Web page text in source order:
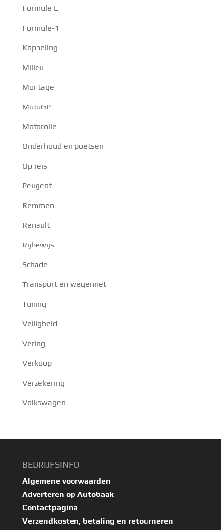
Formule E
Formule-1
Koppeling
Milieu
Montage
MotoGP
Motorolie
Onderhoud en poetsen
Op reis
Peugeot
Remmen
Renault
Rijbewijs
Schade
Transport en wegennet
Tuning
Veiligheid
Vering
Verkoop
Verzekering
Volkswagen
BEDRIJFSINFO
Algemene voorwaarden
Adverteren op Autobaak
Contactpagina
Verzendkosten, betaling en retourneren